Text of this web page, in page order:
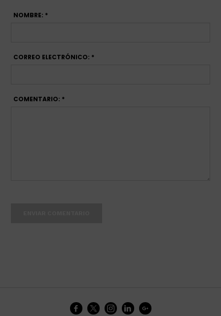
NOMBRE: *
CORREO ELECTRÓNICO: *
COMENTARIO: *
    